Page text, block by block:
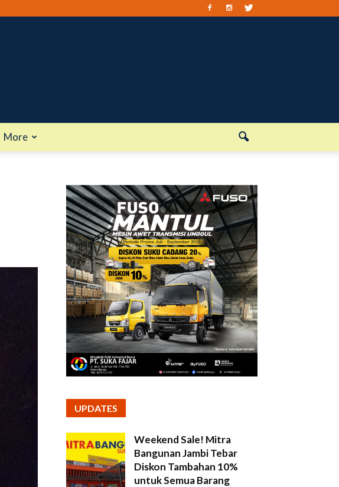
More
UPDATES
Weekend Sale! Mitra
Bangunan Jambi Tebar
Diskon Tambahan 10%
untuk Semua Barang